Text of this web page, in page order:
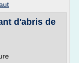
d'abris de